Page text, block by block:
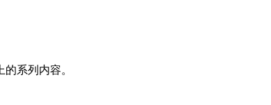
系列内容。